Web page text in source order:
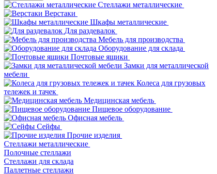
Стеллажи металлические
Верстаки
Шкафы металлические
Для раздевалок
Мебель для производства
Оборудование для склада
Почтовые ящики
Замки для металлической
мебели
Колеса для грузовых
тележек и тачек
Медицинская мебель
Пищевое оборудование
Офисная мебель
Сейфы
Прочие изделия
Стеллажи металлические
Полочные стеллажи
Стеллажи для склада
Паллетные стеллажи